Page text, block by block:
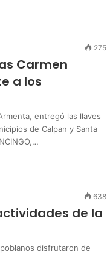
275
Carmen
a los
entregó las llaves
de Calpan y Santa
638
de la
disfrutaron de